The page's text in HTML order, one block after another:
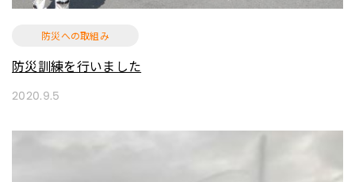
2020.9.5
防災への取組み
防災訓練を行いました